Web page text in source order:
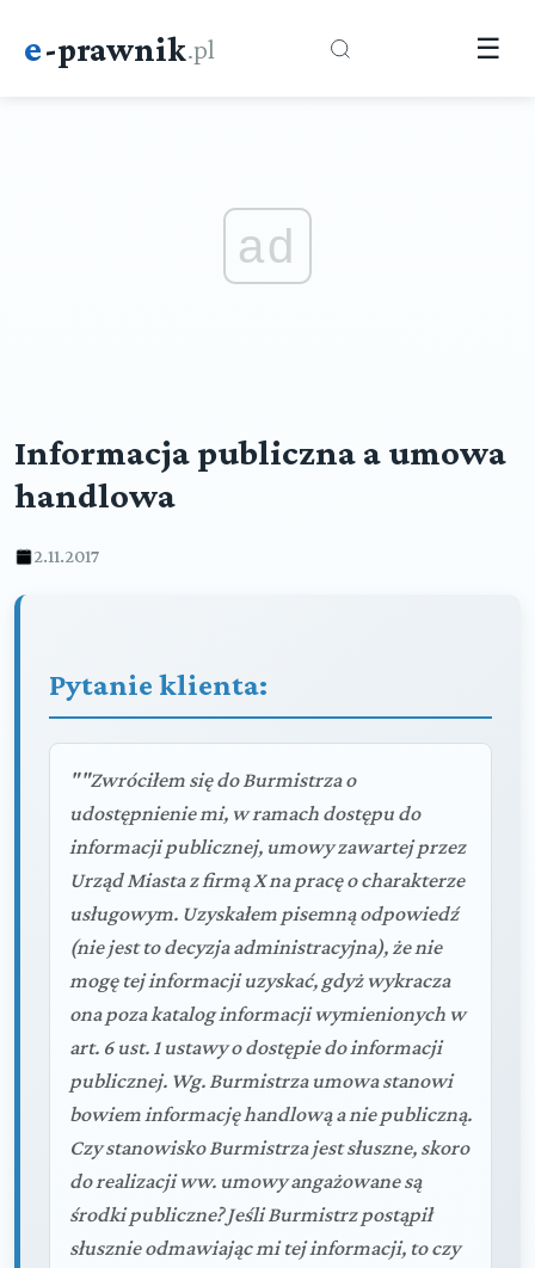
e-prawnik.pl ☰
ad
Informacja publiczna a umowa
handlowa
2.11.2017
Pytanie klienta:
""Zwróciłem się do Burmistrza o
udostępnienie mi, w ramach dostępu do
informacji publicznej, umowy zawartej przez
Urząd Miasta z firmą X na pracę o charakterze
usługowym. Uzyskałem pisemną odpowiedź
(nie jest to decyzja administracyjna), że nie
mogę tej informacji uzyskać, gdyż wykracza
ona poza katalog informacji wymienionych w
art. 6 ust. 1 ustawy o dostępie do informacji
publicznej. Wg. Burmistrza umowa stanowi
bowiem informację handlową a nie publiczną.
Czy stanowisko Burmistrza jest słuszne, skoro
do realizacji ww. umowy angażowane są
środki publiczne? Jeśli Burmistrz postąpił
słusznie odmawiając mi tej informacji, to czy